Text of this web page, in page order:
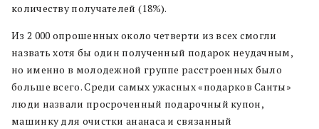
количеству получателей (18%).
Из 2 000 опрошенных около четверти из всех смогли
назвать хотя бы один полученный подарок неудачным,
но именно в молодежной группе расстроенных было
больше всего. Среди самых ужасных «подарков Санты»
люди назвали просроченный подарочный купон,
машинку для очистки ананаса и связанный